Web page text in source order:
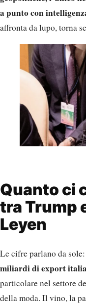
a punto con
affronta da lupo, torna
Quanto ci
tra Trump
Leyen
Le cifre parlano da
miliardi di export
particolare nel settore
della moda. Il vino, la